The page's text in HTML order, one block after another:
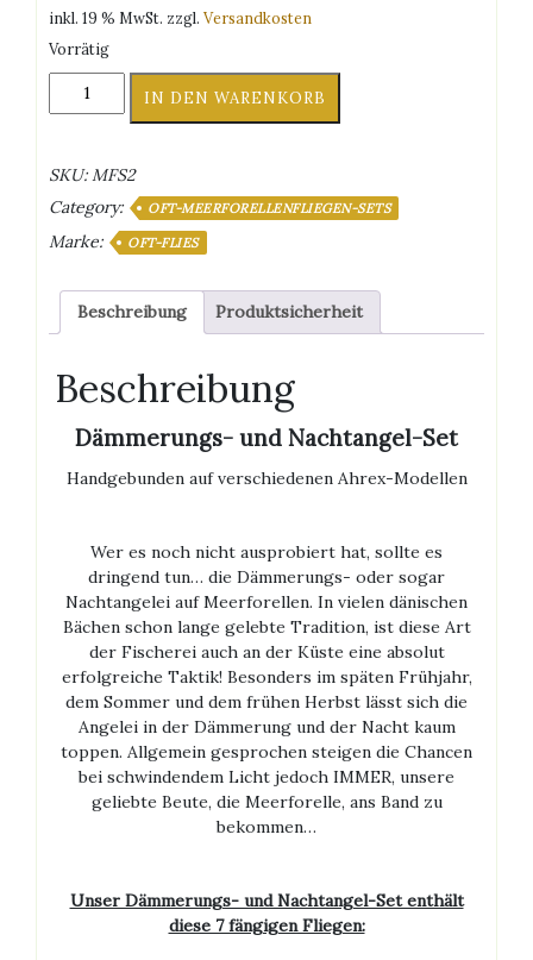
inkl. 19 % MwSt. zzgl. Versandkosten
Vorrätig
Meerforellen
Dämmerungs-
Set
Menge
IN DEN WARENKORB
SKU: MFS2
Category:
OFT-MEERFORELLENFLIEGEN-SETS
Marke: OFT-FLIES
Beschreibung Produktsicherheit
Beschreibung
Dämmerungs- und Nachtangel-Set
Handgebunden auf verschiedenen Ahrex-Modellen
Wer es noch nicht ausprobiert hat, sollte es
dringend tun… die Dämmerungs- oder sogar
Nachtangelei auf Meerforellen. In vielen dänischen
Bächen schon lange gelebte Tradition, ist diese Art
der Fischerei auch an der Küste eine absolut
erfolgreiche Taktik! Besonders im späten Frühjahr,
dem Sommer und dem frühen Herbst lässt sich die
Angelei in der Dämmerung und der Nacht kaum
toppen. Allgemein gesprochen steigen die Chancen
bei schwindendem Licht jedoch IMMER, unsere
geliebte Beute, die Meerforelle, ans Band zu
bekommen…
Unser Dämmerungs- und Nachtangel-Set enthält
diese 7 fängigen Fliegen: